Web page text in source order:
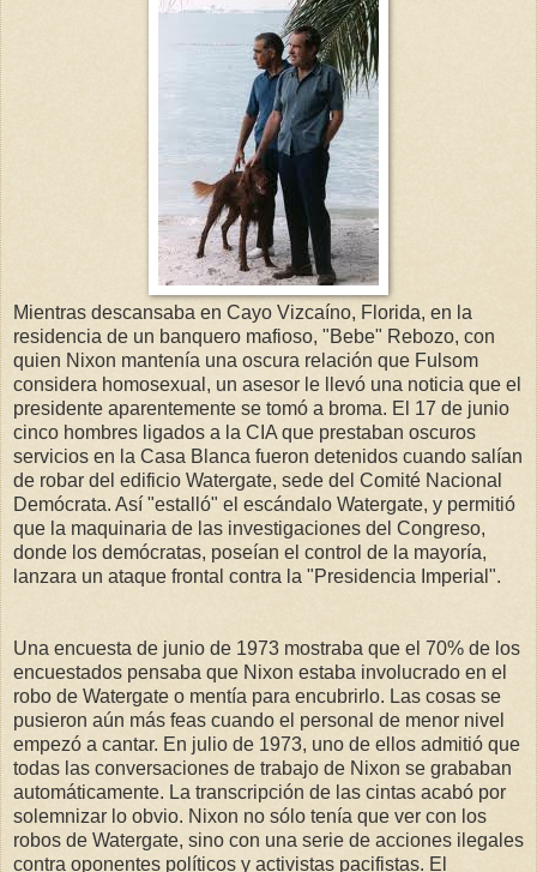
Mientras descansaba en Cayo Vizcaíno, Florida, en la
residencia de un banquero mafioso, "Bebe" Rebozo, con
quien Nixon mantenía una oscura relación que Fulsom
considera homosexual, un asesor le llevó una noticia que el
presidente aparentemente se tomó a broma. El 17 de junio
cinco hombres ligados a la CIA que prestaban oscuros
servicios en la Casa Blanca fueron detenidos cuando salían
de robar del edificio Watergate, sede del Comité Nacional
Demócrata. Así "estalló" el escándalo Watergate, y permitió
que la maquinaria de las investigaciones del Congreso,
donde los demócratas, poseían el control de la mayoría,
lanzara un ataque frontal contra la "Presidencia Imperial".
Una encuesta de junio de 1973 mostraba que el 70% de los
encuestados pensaba que Nixon estaba involucrado en el
robo de Watergate o mentía para encubrirlo. Las cosas se
pusieron aún más feas cuando el personal de menor nivel
empezó a cantar. En julio de 1973, uno de ellos admitió que
todas las conversaciones de trabajo de Nixon se grababan
automáticamente. La transcripción de las cintas acabó por
solemnizar lo obvio. Nixon no sólo tenía que ver con los
robos de Watergate, sino con una serie de acciones ilegales
contra oponentes políticos y activistas pacifistas. El